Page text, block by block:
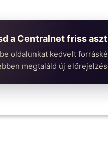
a Centralnet friss
oldalunkat kedvelt
megtaláld új